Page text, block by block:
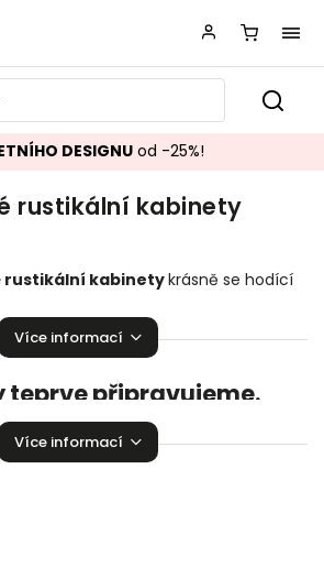
DESIGNUod -25%!
rustikální kabinety
rustikální kabinetykrásně se hodící
úroveň vaší domácnosti!
Více informací
teprve připravujeme.
na ostatní kategorie.
Více informací